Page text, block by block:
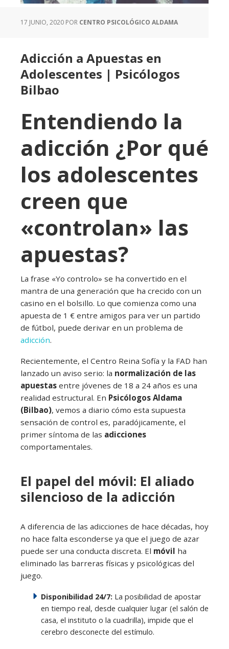
17 JUNIO, 2020 POR CENTRO PSICOLÓGICO ALDAMA
Adicción a Apuestas en
Adolescentes | Psicólogos
Bilbao
Entendiendo la
adicción ¿Por qué
los adolescentes
creen que
«controlan» las
apuestas?
La frase «Yo controlo» se ha convertido en el
mantra de una generación que ha crecido con un
casino en el bolsillo. Lo que comienza como una
apuesta de 1 € entre amigos para ver un partido
de fútbol, puede derivar en un problema de
adicción.
Recientemente, el Centro Reina Sofía y la FAD han
lanzado un aviso serio: la normalización de las
apuestas entre jóvenes de 18 a 24 años es una
realidad estructural. En Psicólogos Aldama
(Bilbao), vemos a diario cómo esta supuesta
sensación de control es, paradójicamente, el
primer síntoma de las adicciones
comportamentales.
El papel del móvil: El aliado
silencioso de la adicción
A diferencia de las adicciones de hace décadas, hoy
no hace falta esconderse ya que el juego de azar
puede ser una conducta discreta. El móvil ha
eliminado las barreras físicas y psicológicas del
juego.
Disponibilidad 24/7: La posibilidad de apostar
en tiempo real, desde cualquier lugar (el salón de
casa, el instituto o la cuadrilla), impide que el
cerebro desconecte del estímulo.